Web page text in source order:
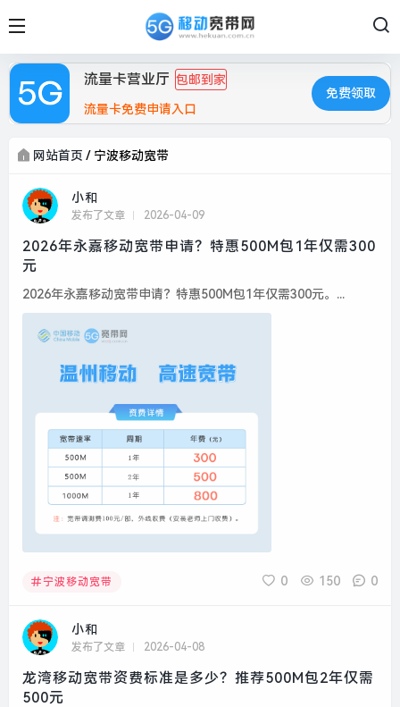
流量卡营业厅 包邮到家
流量卡免费申请入口
免费领取
网站首页 / 宁波移动宽带
小和
发布了文章 2026-04-09
2026年永嘉移动宽带申请？特惠500M包1年仅需300
元
2026年永嘉移动宽带申请？特惠500M包1年仅需300元。...
宁波移动宽带 0 150 0
小和
发布了文章 2026-04-08
龙湾移动宽带资费标准是多少？推荐500M包2年仅需
500元